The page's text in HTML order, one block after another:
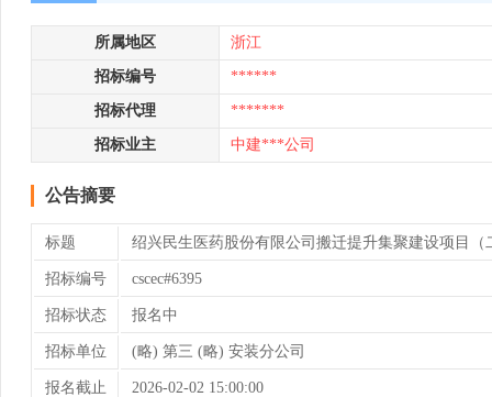
所属地区 浙江
招标编号 ******
招标代理 *******
招标业主 中建***公司
公告摘要
标题 绍兴民生医药股份有限公司搬迁提升集聚建设项目
招标编号 cscec#6395
招标状态 报名中
招标单位 (略) 第三 (略) 安装分公司
报名截止 2026-02-02 15:00:00